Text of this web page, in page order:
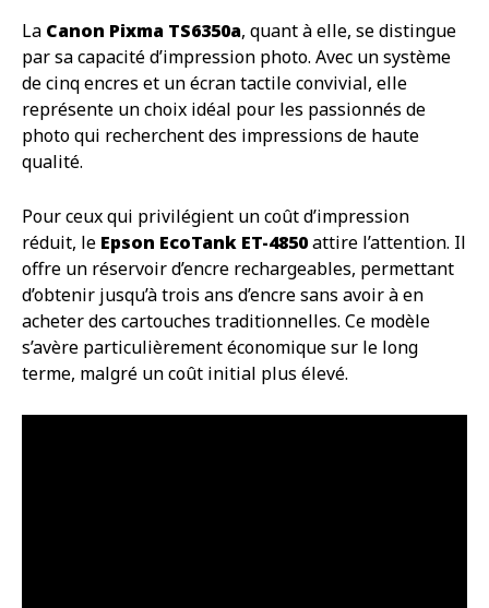
La Canon Pixma TS6350a, quant à elle, se distingue
par sa capacité d’impression photo. Avec un système
de cinq encres et un écran tactile convivial, elle
représente un choix idéal pour les passionnés de
photo qui recherchent des impressions de haute
qualité.
Pour ceux qui privilégient un coût d’impression
réduit, le Epson EcoTank ET-4850attire l’attention. Il
offre un réservoir d’encre rechargeables, permettant
d’obtenir jusqu’à trois ans d’encre sans avoir à en
acheter des cartouches traditionnelles. Ce modèle
s’avère particulièrement économique sur le long
terme, malgré un coût initial plus élevé.